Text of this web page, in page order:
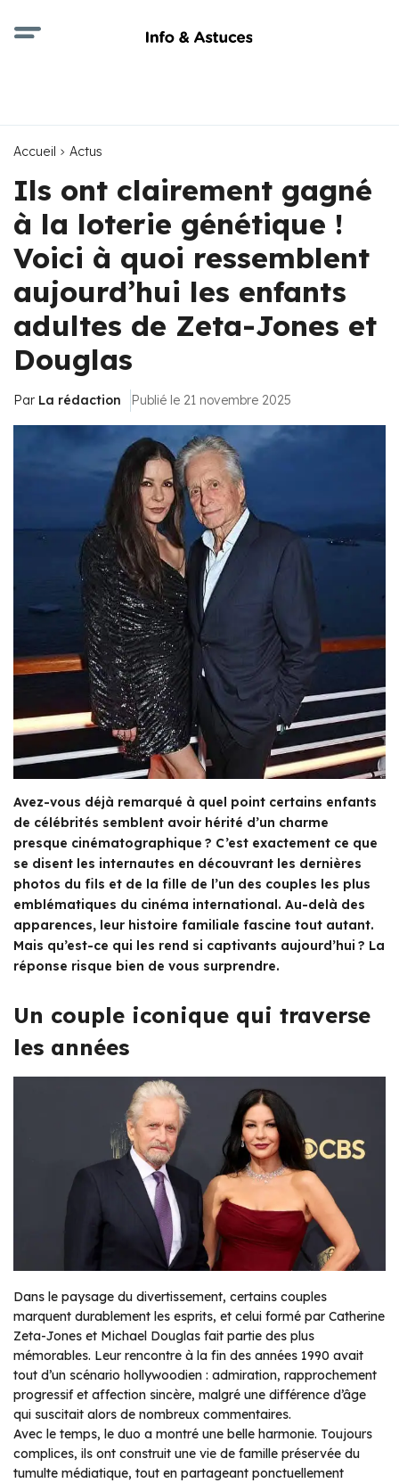
Accueil Actus
Ils ont clairement gagné
à la loterie génétique !
Voici à quoi ressemblent
aujourd’hui les enfants
adultes de Zeta-Jones et
Douglas
Par La rédaction Publié le 21 novembre 2025
Avez-vous déjà remarqué à quel point certains enfants
de célébrités semblent avoir hérité d’un charme
presque cinématographique ? C’est exactement ce que
se disent les internautes en découvrant les dernières
photos du fils et de la fille de l’un des couples les plus
emblématiques du cinéma international. Au-delà des
apparences, leur histoire familiale fascine tout autant.
Mais qu’est-ce qui les rend si captivants aujourd’hui ? La
réponse risque bien de vous surprendre.
Un couple iconique qui traverse
les années
Dans le paysage du divertissement, certains couples
marquent durablement les esprits, et celui formé par Catherine
Zeta-Jones et Michael Douglas fait partie des plus
mémorables. Leur rencontre à la fin des années 1990 avait
tout d’un scénario hollywoodien : admiration, rapprochement
progressif et affection sincère, malgré une différence d’âge
qui suscitait alors de nombreux commentaires.
Avec le temps, le duo a montré une belle harmonie. Toujours
complices, ils ont construit une vie de famille préservée du
tumulte médiatique, tout en partageant ponctuellement